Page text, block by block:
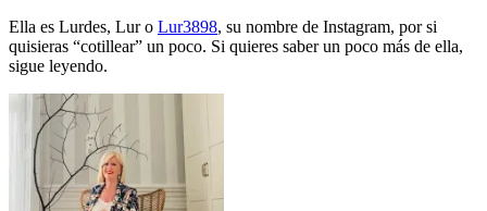
Ella es Lurdes, Lur o Lur3898, su nombre de Instagram, por si
quisieras “cotillear” un poco. Si quieres saber un poco más de ella,
sigue leyendo.